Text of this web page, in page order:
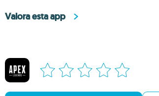
Valora esta app